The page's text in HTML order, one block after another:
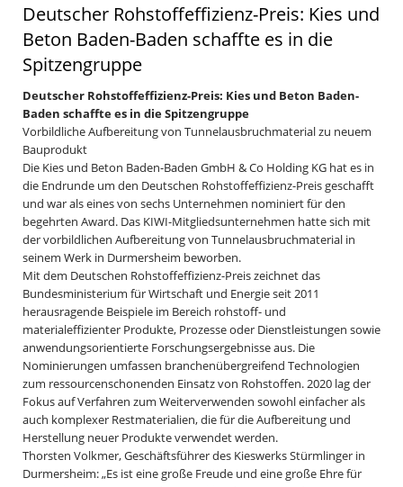
Deutscher Rohstoffeffizienz-Preis: Kies und
Beton Baden-Baden schaffte es in die
Spitzengruppe
Deutscher Rohstoffeffizienz-Preis: Kies und Beton Baden-
Baden schaffte es in die Spitzengruppe
Vorbildliche Aufbereitung von Tunnelausbruchmaterial zu neuem
Bauprodukt
Die Kies und Beton Baden-Baden GmbH & Co Holding KG hat es in
die Endrunde um den Deutschen Rohstoffeffizienz-Preis geschafft
und war als eines von sechs Unternehmen nominiert für den
begehrten Award. Das KIWI-Mitgliedsunternehmen hatte sich mit
der vorbildlichen Aufbereitung von Tunnelausbruchmaterial in
seinem Werk in Durmersheim beworben.
Mit dem Deutschen Rohstoffeffizienz-Preis zeichnet das
Bundesministerium für Wirtschaft und Energie seit 2011
herausragende Beispiele im Bereich rohstoff- und
materialeffizienter Produkte, Prozesse oder Dienstleistungen sowie
anwendungsorientierte Forschungsergebnisse aus. Die
Nominierungen umfassen branchenübergreifend Technologien
zum ressourcenschonenden Einsatz von Rohstoffen. 2020 lag der
Fokus auf Verfahren zum Weiterverwenden sowohl einfacher als
auch komplexer Restmaterialien, die für die Aufbereitung und
Herstellung neuer Produkte verwendet werden.
Thorsten Volkmer, Geschäftsführer des Kieswerks Stürmlinger in
Durmersheim: „Es ist eine große Freude und eine große Ehre für